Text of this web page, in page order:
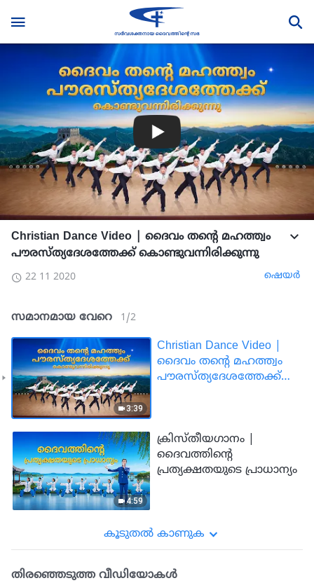
Christian Dance Video | ദൈവം തന്‍റെ മഹത്ത്വം
പൗരസ്ത്യദേശത്തേക്ക് കൊണ്ടുവന്നിരിക്കുന്നു
22 11 2020 ഷെയര്‍
സമാനമായ വേറെ 1 /2
3:39
Christian Dance Video |
ദൈവം തന്‍റെ മഹത്ത്വം
പൗരസ്ത്യദേശത്തേക്ക്
4:59
ക്രിസ്‌തീയഗാനം |
ദൈവത്തിന്‍റെ
പ്രത്യക്ഷതയുടെ പ്രാധാന്യം
കൂടുതല്‍ കാണുക
തിരഞ്ഞെടുത്ത വീഡിയോകള്‍